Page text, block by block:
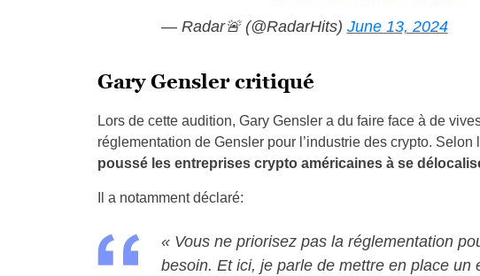
— Radar🚨 (@RadarHits) June 13, 2024
Gary Gensler critiqué
Lors de cette audition, Gary Gensler a du faire face à de
réglementation de Gensler pour l’industrie des crypto. Selon
poussé les entreprises crypto américaines à se
Il a notamment déclaré:
« Vous ne priorisez pas la réglementation
besoin. Et ici, je parle de mettre en place un